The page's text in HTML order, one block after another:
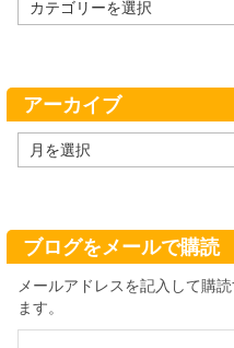
テ
ー
アーカイブ
ー
ブ
ブログをメールで購読
メールアドレスを記入して購
ます。